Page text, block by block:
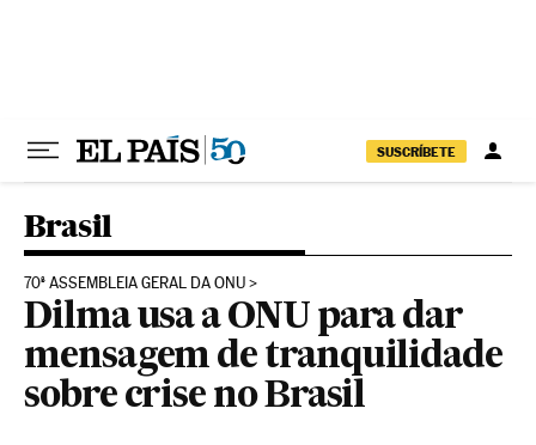
SUSCRÍBETE
Brasil
70ª ASSEMBLEIA GERAL DA ONU
Dilma usa a ONU para dar
mensagem de tranquilidade
sobre crise no Brasil